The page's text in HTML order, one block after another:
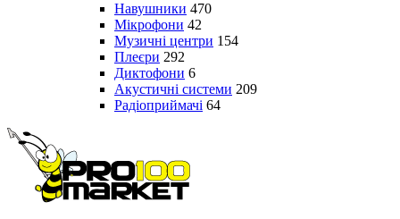
Навушники 470
Мікрофони 42
Музичні центри 154
Плеєри 292
Диктофони 6
Акустичні системи 209
Радіоприймачі 64